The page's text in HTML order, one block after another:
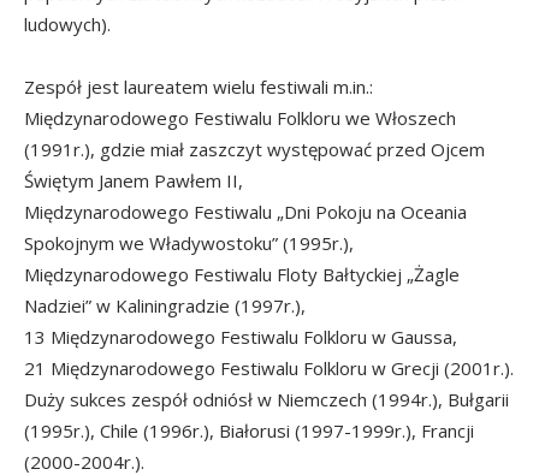
ludowych).
Zespół jest laureatem wielu festiwali m.in.:
Międzynarodowego Festiwalu Folkloru we Włoszech
(1991r.), gdzie miał zaszczyt występować przed Ojcem
Świętym Janem Pawłem II,
Międzynarodowego Festiwalu „Dni Pokoju na Oceania
Spokojnym we Władywostoku” (1995r.),
Międzynarodowego Festiwalu Floty Bałtyckiej „Żagle
Nadziei” w Kaliningradzie (1997r.),
13 Międzynarodowego Festiwalu Folkloru w Gaussa,
21 Międzynarodowego Festiwalu Folkloru w Grecji (2001r.).
Duży sukces zespół odniósł w Niemczech (1994r.), Bułgarii
(1995r.), Chile (1996r.), Białorusi (1997-1999r.), Francji
(2000-2004r.).